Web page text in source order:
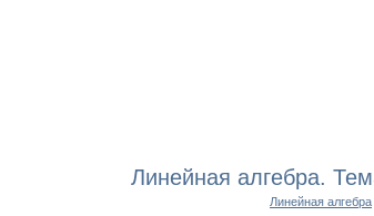
Линейная алгебра.
Линейная алгебра